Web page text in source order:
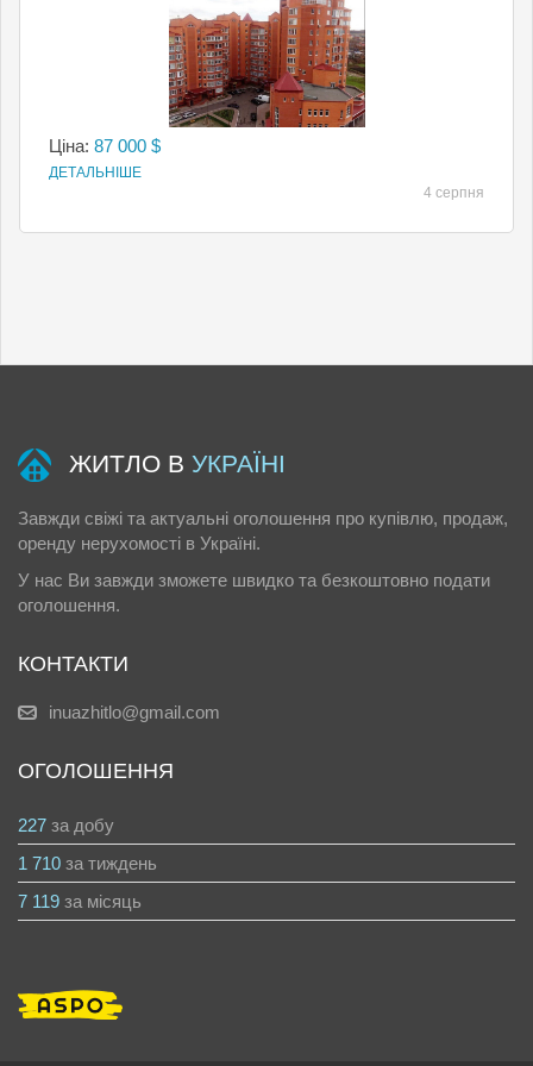
Ціна: 87 000 $
ДЕТАЛЬНІШЕ
4 серпня
ЖИТЛО В УКРАЇНІ
Завжди свіжі та актуальні оголошення про купівлю, продаж,
оренду нерухомості в Україні.
У нас Ви завжди зможете швидко та безкоштовно подати
оголошення.
КОНТАКТИ
inuazhitlo@gmail.com
ОГОЛОШЕННЯ
227 за добу
1 710 за тиждень
7 119 за місяць